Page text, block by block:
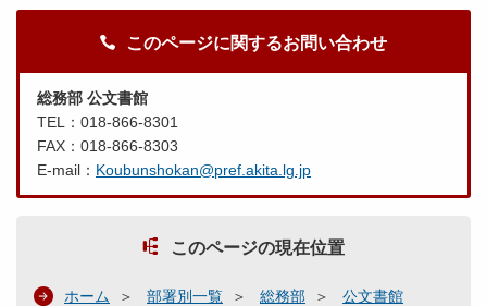
このページに関するお問い合わせ
総務部 公文書館
TEL：018-866-8301
FAX：018-866-8303
E-mail： Koubunshokan@pref.akita.lg.jp
このページの現在位置
ホーム 部署別一覧 総務部
公文書館